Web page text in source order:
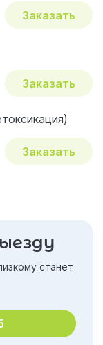
Заказать
Заказать
Заказать
станет